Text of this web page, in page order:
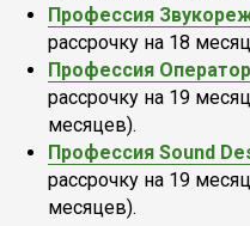
Профессия
рассрочку на 18
Профессия Оператор
рассрочку на 19
месяцев).
Профессия Sound
рассрочку на 19
месяцев).